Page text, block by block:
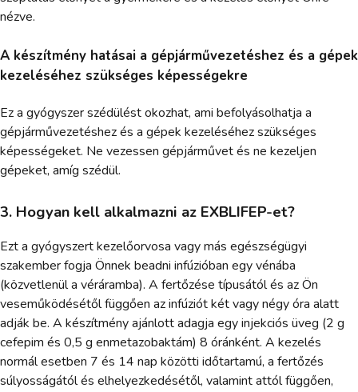
nézve.
A készítmény hatásai a gépjárművezetéshez és a gépek
kezeléséhez szükséges képességekre
Ez a gyógyszer szédülést okozhat, ami befolyásolhatja a
gépjárművezetéshez és a gépek kezeléséhez szükséges
képességeket. Ne vezessen gépjárművet és ne kezeljen
gépeket, amíg szédül.
3. Hogyan kell alkalmazni az EXBLIFEP-et?
Ezt a gyógyszert kezelőorvosa vagy más egészségügyi
szakember fogja Önnek beadni infúzióban egy vénába
(közvetlenül a véráramba). A fertőzése típusától és az Ön
veseműködésétől függően az infúziót két vagy négy óra alatt
adják be. A készítmény ajánlott adagja egy injekciós üveg (2 g
cefepim és 0,5 g enmetazobaktám) 8 óránként. A kezelés
normál esetben 7 és 14 nap közötti időtartamú, a fertőzés
súlyosságától és elhelyezkedésétől, valamint attól függően,